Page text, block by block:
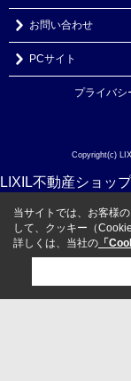
お問い合わせ
PCサイト
プライバシ
Copyright(c)
LIXIL不動産ショッ
当サイトでは、お客様
して、クッキー（
詳しくは、当社の 「